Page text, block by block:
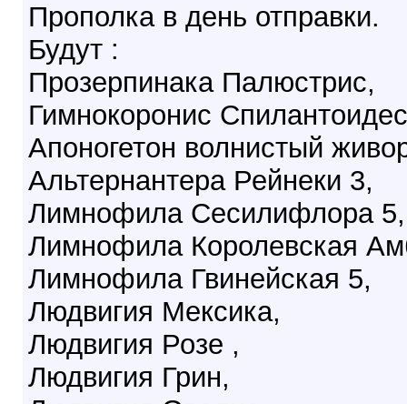
Прополка в день отправки.
Будут :
Прозерпинака Палюстрис,
Гимнокоронис
Апоногетон волнистый
Альтернантера Рейнеки 3,
Лимнофила Сесилифлора 5,
Лимнофила Королевская
Лимнофила Гвинейская 5,
Людвигия Мексика,
Людвигия Розе ,
Людвигия Грин,